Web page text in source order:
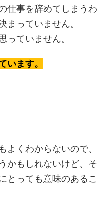
仕事を辞めてしまうわ
まっていません。
っていません。
います。
よくわからないので、
かもしれないけど、そ
とっても意味のあるこ